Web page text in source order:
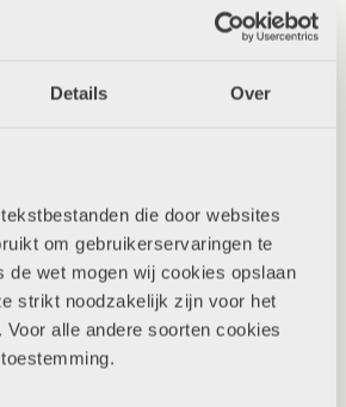
Details Over
die door websites
om gebruikerservaringen te
de wet mogen wij cookies opslaan
strikt noodzakelijk zijn voor het
alle andere soorten cookies
is de vaardigheid in
spelling meestal zien in
een actieve toepassing van de
Ingrijpen is pas nodig als
over een
gevolgd en fouten maken.